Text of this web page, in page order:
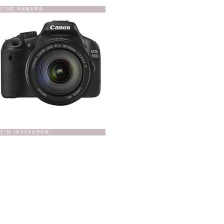
KAMERA:
INSTAGRAM: